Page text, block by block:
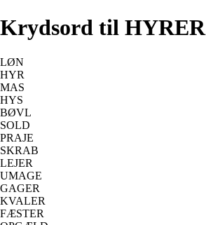
Krydsord til HYRER
LØN
HYR
MAS
HYS
BØVL
SOLD
PRAJE
SKRAB
LEJER
UMAGE
GAGER
KVALER
FÆSTER